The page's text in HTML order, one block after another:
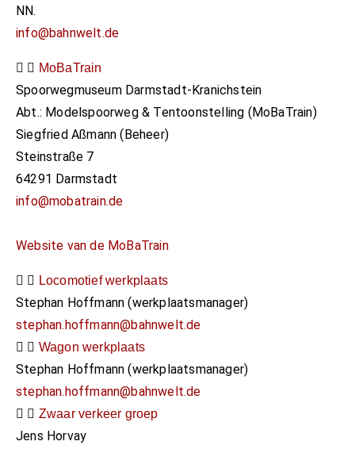
NN.
info@bahnwelt.de
MoBaTrain
Spoorwegmuseum Darmstadt-Kranichstein​
Abt.: Modelspoorweg & Tentoonstelling (MoBaTrain)
Siegfried Aßmann (Beheer)
Steinstraße 7
64291 Darmstadt
info@mobatrain.de
Website van de MoBaTrain
Locomotief werkplaats
Stephan Hoffmann (werkplaatsmanager)
stephan.hoffmann@bahnwelt.de
Wagon werkplaats
Stephan Hoffmann (werkplaatsmanager)
stephan.hoffmann@bahnwelt.de
Zwaar verkeer groep
Jens Horvay